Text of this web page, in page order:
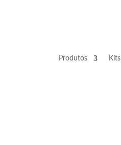
Produtos Kits